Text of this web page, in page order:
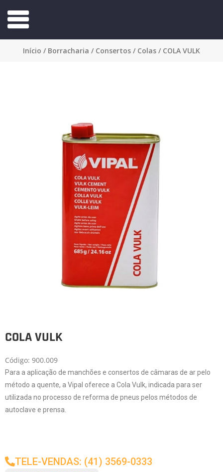
Início / Borracharia / Consertos / Colas / COLA VULK
COLA VULK
Código: 900.009
Para a aplicação de manchões e consertos de câmaras de ar pelo
método a quente, a Vipal oferece a Cola Vulk, indicada para ser
utilizada no processo de reforma de pneus pelos métodos de
autoclave e prensa.
TELE-VENDAS: (41) 3569-0333